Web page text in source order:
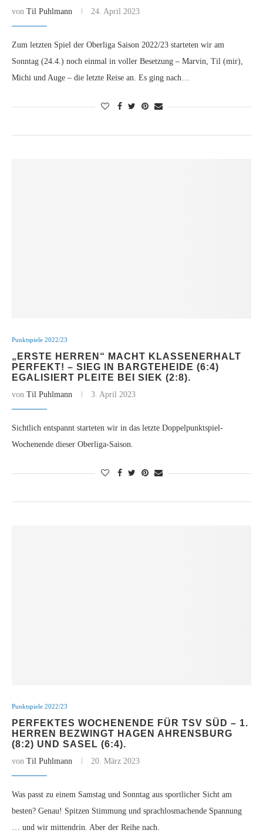
von Til Puhlmann 24. April 2023
Zum letzten Spiel der Oberliga Saison 2022/23 starteten wir am
Sonntag (24.4.) noch einmal in voller Besetzung – Marvin, Til (mir),
Michi und Auge – die letzte Reise an. Es ging nach…
Punktspiele 2022/23
„ERSTE HERREN“ MACHT KLASSENERHALT
PERFEKT! – SIEG IN BARGTEHEIDE (6:4)
EGALISIERT PLEITE BEI SIEK (2:8).
von Til Puhlmann 3. April 2023
Sichtlich entspannt starteten wir in das letzte Doppelpunktspiel-
Wochenende dieser Oberliga-Saison.
Punktspiele 2022/23
PERFEKTES WOCHENENDE FÜR TSV SÜD – 1.
HERREN BEZWINGT HAGEN AHRENSBURG
(8:2) UND SASEL (6:4).
von Til Puhlmann 20. März 2023
Was passt zu einem Samstag und Sonntag aus sportlicher Sicht am
besten? Genau! Spitzen Stimmung und sprachlosmachende Spannung
… und wir mittendrin. Aber der Reihe nach.